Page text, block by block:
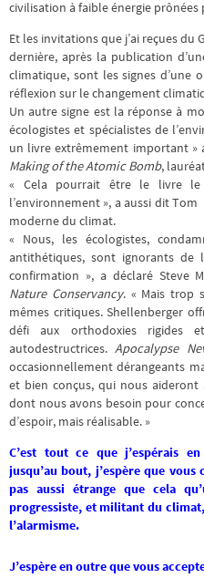
civilisation à faible énergie prônées
Et les invitations que j’ai reçues du
dernière, après la publication
climatique, sont les signes d’une
réflexion sur le changement
Un autre signe est la réponse à
écologistes et spécialistes de
un livre extrêmement important »
Making of the Atomic Bomb,
« Cela pourrait être le livre
l’environnement », a aussi dit Tom
moderne du climat.
« Nous, les écologistes,
antithétiques, sont ignorants de
confirmation », a déclaré Steve
Nature Conservancy. « Mais trop
mêmes critiques. Shellenberger
défi aux orthodoxies rigides
autodestructrices.Apocalypse
occasionnellement dérangeants
et bien conçus, qui nous
dont nous avons besoin pour
d’espoir, mais réalisable. »
C’est tout ce que j’espérais
jusqu’au bout, j’espère que
pas aussi étrange que cela
progressiste, et militant du
l’alarmisme.
J’espère en outre que vous